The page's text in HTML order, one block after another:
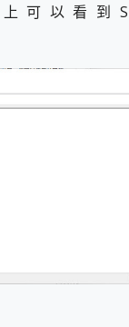
可以看到